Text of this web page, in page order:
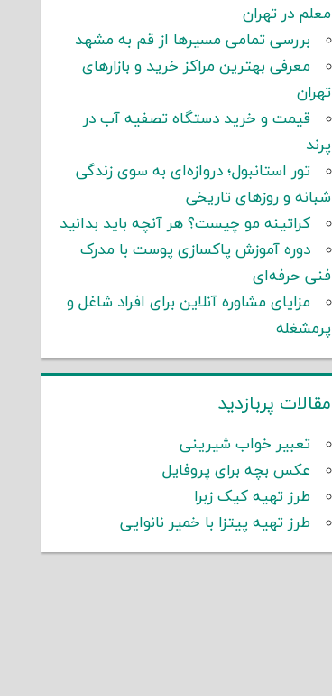
معلم در تهران
بررسی تمامی مسیرها از قم به مشهد
معرفی بهترین مراکز خرید و بازارهای
تهران
قیمت و خرید دستگاه تصفیه آب در
پرند
تور استانبول؛ دروازه‌ای به سوی زندگی
شبانه و روزهای تاریخی
کراتینه مو چیست؟ هر آنچه باید بدانید
دوره آموزش پاکسازی پوست با مدرک
فنی حرفه‌ای
مزایای مشاوره آنلاین برای افراد شاغل و
پرمشغله
مقالات پربازدید
تعبیر خواب شیرینی
عکس بچه برای پروفایل
طرز تهیه کیک زبرا
طرز تهیه پیتزا با خمیر نانوایی